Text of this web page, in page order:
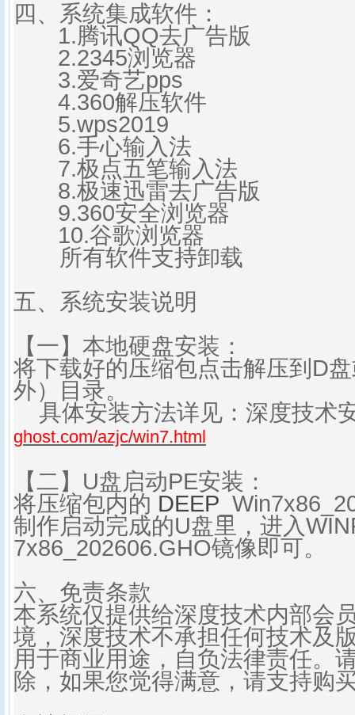
四、系统集成软件：
1.腾讯QQ去广告版
2.2345浏览器
3.爱奇艺pps
4.360解压软件
5.wps2019
6.手心输入法
7.极点五笔输入法
8.极速迅雷去广告版
9.360安全浏览器
10.谷歌浏览器
所有软件支持卸载
五、系统安装说明
【一】本地硬盘安装：
将下载好的压缩包点击解压到D
外）目录。
具体安装方法详见：深度技术
ghost.com/azjc/win7.html
【二】U盘启动PE安装：
将压缩包内的 DEEP
制作启动完成的U盘里，进入
7x86_202606.GHO镜像即可。
六、免责条款
本系统仅提供给深度技术内部会
境，深度技术不承担任何技术及
用于商业用途，自负法律责任。
除，如果您觉得满意，请支持购